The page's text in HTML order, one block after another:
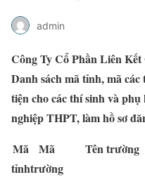
admin
Công Ty Cổ Phần Liên
Danh sách mã tỉnh, mã
tiện cho các thí sinh và
nghiệp THPT, làm hồ sơ
Mã
tỉnh
Mã
trường
Tên trường